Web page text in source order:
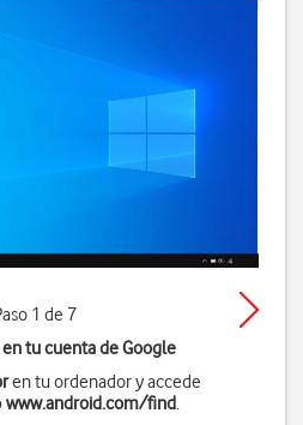
1 de 7
en tu cuenta de Google
en tu ordenador y accede
www.android.com/find.